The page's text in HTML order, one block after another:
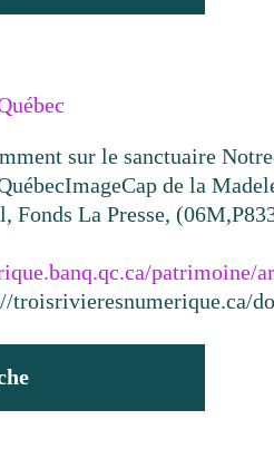
sur le sanctuaire
ImageCap de la
La Presse,
patrimoine/
troisrivieresnumerique.ca/